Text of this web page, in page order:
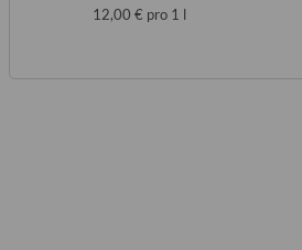
12,00 € pro 1 l